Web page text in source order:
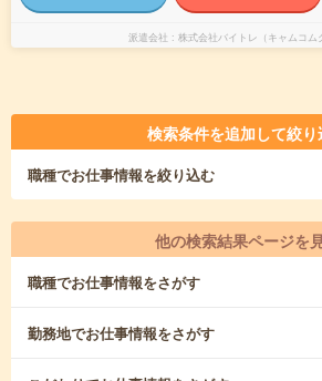
派遣会社 株式会社バイトレ（キャムコム
検索条件を追加して絞り
職種でお仕事情報を絞り込む
他の検索結果ページを
職種でお仕事情報をさがす
勤務地でお仕事情報をさがす